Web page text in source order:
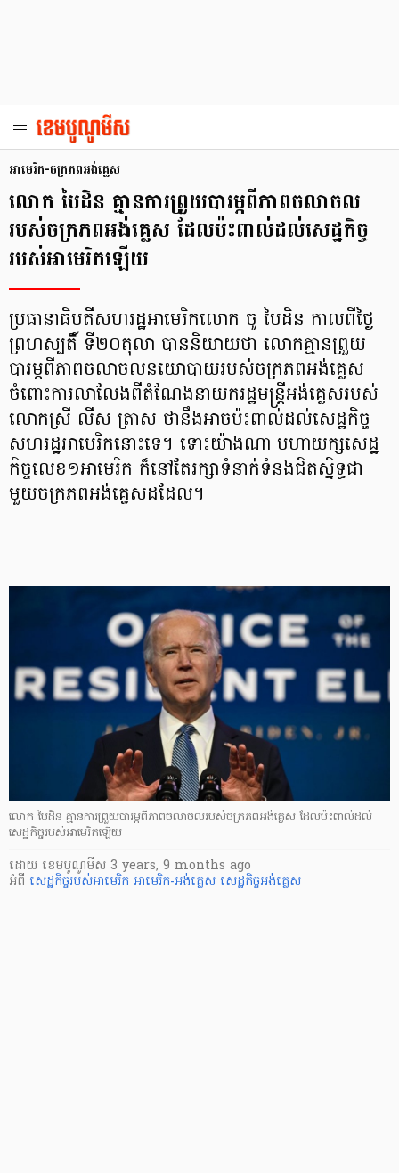
អាមេរិក-ចក្រភពអង់គ្លេស
លោក បៃដិន គ្មានការព្រួយបារម្ភពីភាពចលាចល
របស់ចក្រភពអង់គ្លេស ដែលប៉ះពាល់ដល់សេដ្ឋកិច្ច
របស់អាមេរិកឡើយ
ប្រធានាធិបតីសហរដ្ឋអាមេរិកលោក ចូ បៃដិន កាលពីថ្ងៃ
ព្រហស្បតិ៍ ទី២០តុលា បាននិយាយថា លោកគ្មានព្រួយ
បារម្ភពីភាពចលាចលនយោបាយរបស់ចក្រភពអង់គ្លេស
ចំពោះការលាលែងពីតំណែងនាយករដ្ឋមន្ត្រីអង់គ្លេសរបស់
លោកស្រី លីស ត្រាស ថានឹងអាចប៉ះពាល់ដល់សេដ្ឋកិច្ច
សហរដ្ឋអាមេរិកនោះទេ។ ទោះយ៉ាងណា មហាយក្សសេដ្ឋ
កិច្ចលេខ១អាមេរិក ក៏នៅតែរក្សាទំនាក់ទំនងជិតស្និទ្ធជា
មួយចក្រភពអង់គ្លេសដដែល។
លោក បៃដិន គ្មានការព្រួយបារម្ភពីភាពចលាចលរបស់ចក្រភពអង់គ្លេស ដែលប៉ះពាល់ដល់
សេដ្ឋកិច្ចរបស់អាមេរិកឡើយ
ដោយ ​ ខេមបូណូមីស 3 years, 9 months ago
អំពី សេដ្ឋកិច្ចរបស់អាមេរិក អាមេរិក-អង់គ្លេស សេដ្ឋកិច្ចអង់គ្លេស